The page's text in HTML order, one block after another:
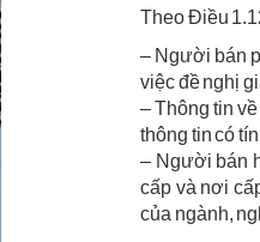
Theo Điều
– Người bán
việc đề nghị
– Thông tin
thông tin có
– Người bán
cấp và nơi
của ngành,